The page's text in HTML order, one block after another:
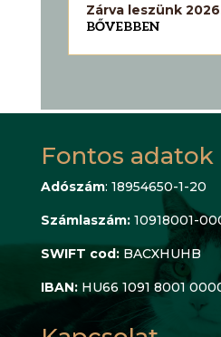
Zárva leszünk
BŐVEBBEN
Fontos adatok
Adószám: 18954650-1-20
Számlaszám: 10918001-
SWIFT cod: BACXHUHB
IBAN: HU66 1091 8001